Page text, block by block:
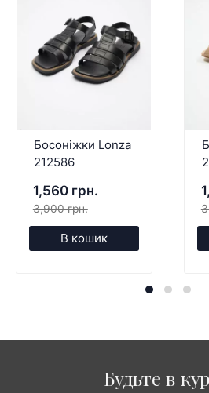
Босоніжки Lonza
212586
1,560 грн.
3,900 грн.
В кошик
Будьте в